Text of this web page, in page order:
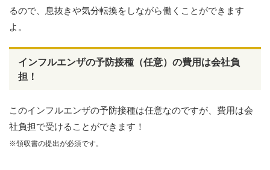
るので、息抜きや気分転換をしながら働くことができます
よ。
インフルエンザの予防接種（任意）の費用は会社負
担！
このインフルエンザの予防接種は任意なのですが、費用は会
社負担で受けることができます！
※領収書の提出が必須です。